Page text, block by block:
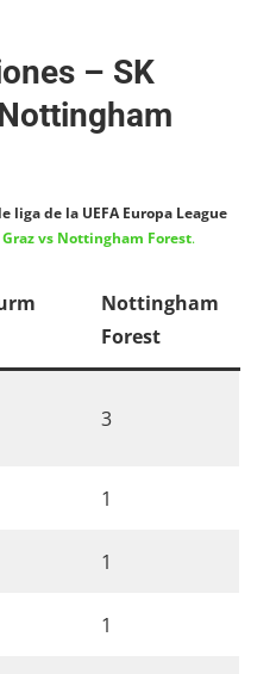
– SK
liga de la UEFA Europa League
vs Nottingham Forest.
Nottingham
Forest
3
1
1
1